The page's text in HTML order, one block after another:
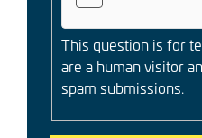
This question is for
are a human visitor
spam submissions.